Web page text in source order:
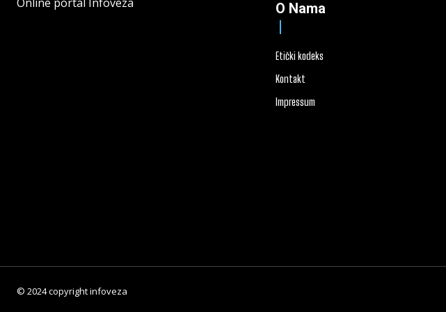
O Nama
Etički kodeks
Kontakt
Impressum
© 2024 copyright infoveza